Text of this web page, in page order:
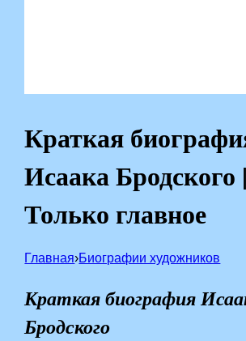
Краткая
Исаака Бродского |
Только главное
Главная›Биографии художников
Краткая биография
Бродского